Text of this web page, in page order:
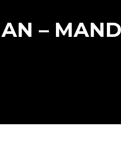
–